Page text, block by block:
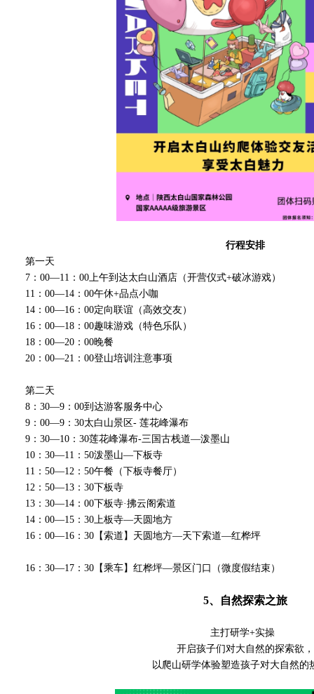
行程安排
第一天
7：00—11：00上午到达太白山酒店（开营仪式+破冰游戏）
11：00—14：00午休+品点小咖
14：00—16：00定向联谊（高效交友）
16：00—18：00趣味游戏（特色乐队）
18：00—20：00晚餐
20：00—21：00登山培训注意事项
第二天
8：30—9：00到达游客服务中心
9：00—9：30太白山景区- 莲花峰瀑布
9：30—10：30莲花峰瀑布-三国古栈道—泼墨山
10：30—11：50泼墨山—下板寺
11：50—12：50午餐（下板寺餐厅）
12：50—13：30下板寺
13：30—14：00下板寺·拂云阁索道
14：00—15：30上板寺—天圆地方
16：00—16：30【索道】天圆地方—天下索道—红桦坪
16：30—17：30【乘车】红桦坪—景区门口（微度假结束）
5、自然探索之旅
主打研学+实操
开启孩子们对大自然的探索欲，
以爬山研学体验塑造孩子对大自然的